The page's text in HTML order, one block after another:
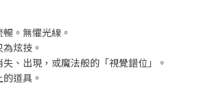
。無懼光線。
炫技。
、出現，或魔法般的「視覺錯位」。
道具。